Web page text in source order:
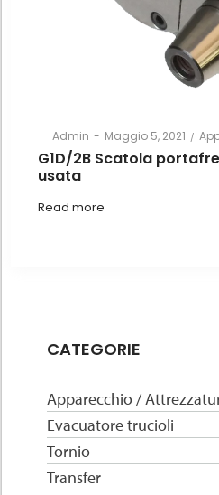
ByAdmin
Posted
on
Maggio 5, 2021
in
G1D/2B Scatola
usata
Read more
CATEGORIE
Apparecchio /
Evacuatore trucioli
Tornio
Transfer